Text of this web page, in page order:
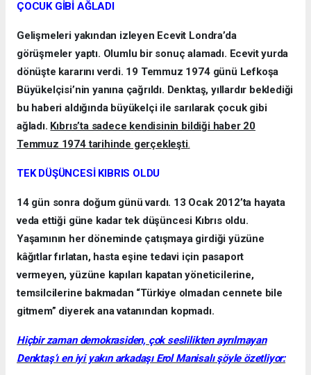
ÇOCUK GİBİ AĞLADI
Gelişmeleri yakından izleyen Ecevit Londra’da
görüşmeler yaptı. Olumlu bir sonuç alamadı. Ecevit yurda
dönüşte kararını verdi. 19 Temmuz 1974 günü Lefkoşa
Büyükelçisi’nin yanına çağrıldı. Denktaş, yıllardır beklediği
bu haberi aldığında büyükelçi ile sarılarak çocuk gibi
ağladı. Kıbrıs’ta sadece kendisinin bildiği haber 20
Temmuz 1974 tarihinde gerçekleşti.
TEK DÜŞÜNCESİ KIBRIS OLDU
14 gün sonra doğum günü vardı. 13 Ocak 2012’ta hayata
veda ettiği güne kadar tek düşüncesi Kıbrıs oldu.
Yaşamının her döneminde çatışmaya girdiği yüzüne
kâğıtlar fırlatan, hasta eşine tedavi için pasaport
vermeyen, yüzüne kapıları kapatan yöneticilerine,
temsilcilerine bakmadan “Türkiye olmadan cennete bile
gitmem” diyerek ana vatanından kopmadı.
Hiçbir zaman demokrasiden, çok seslilikten ayrılmayan
Denktaş’ı en iyi yakın arkadaşı Erol Manisalı şöyle özetliyor: